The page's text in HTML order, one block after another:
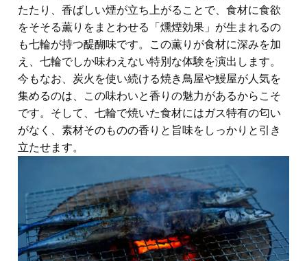
たたり、香ばしい煙が立ち上がることで、食材に食欲
をそそる薫りをまとわせる「燻煙効果」が生まれるの
も七輪が持つ醍醐味です。この薫りが食材に深みを加
え、七輪でしか味わえない特別な体験を演出します。
今もなお、炭火を使い続ける焼き鳥屋や鰻屋が人気を
集めるのは、この味わいと香りの魅力があるからこそ
です。そして、七輪で焼いた食材にはガス特有の匂い
がなく、素材そのものの香りと旨味をしっかりと引き
立たせます。